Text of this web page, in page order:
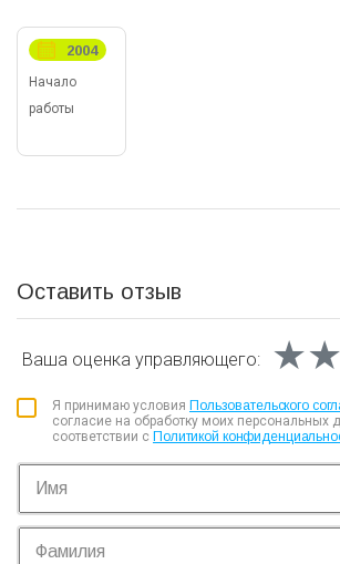
Начало
работы
2004
Оставить отзыв
Ваша оценка управляющего:
Я принимаю условия Пользовательского
согласие на обработку моих персональных
соответствии с Политикой